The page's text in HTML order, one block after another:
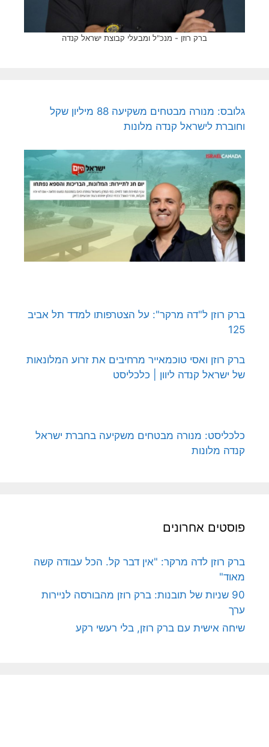
ברק רוזן - מנכ"ל ומבעלי קבוצת ישראל קנדה
גלובס: מנורה מבטחים משקיעה 88 מיליון שקל
וחוברת לישראל קנדה מלונות
ברק רוזן ל"דה מרקר": על הצטרפותו למדד תל אביב
125
ברק רוזן ואסי טוכמאייר מרחיבים את זרוע המלונאות
של ישראל קנדה ליוון | כלכליסט
כלכליסט: מנורה מבטחים משקיעה בחברת ישראל
קנדה מלונות
פוסטים אחרונים
ברק רוזן לדה מרקר: "אין דבר קל. הכל עבודה קשה
מאוד"
90 שניות של תובנות: ברק רוזן מהבורסה לניירות
ערך
שיחה אישית עם ברק רוזן, בלי רעשי רקע